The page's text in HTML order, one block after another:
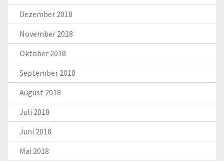
Dezember 2018
November 2018
Oktober 2018
September 2018
August 2018
Juli 2018
Juni 2018
Mai 2018